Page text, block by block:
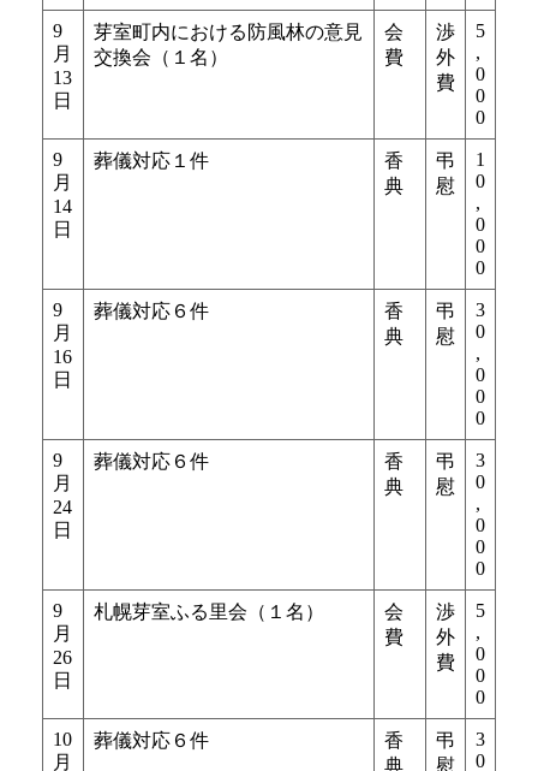
9
月
13
日
芽室町内における防風林の意見
交換会（１名）
会
費
渉
外
費
5
,
0
0
0
9
月
14
日
葬儀対応１件
香
典
弔
慰
1
0
,
0
0
0
9
月
16
日
葬儀対応６件
香
典
弔
慰
3
0
,
0
0
0
9
月
24
日
葬儀対応６件
香
典
弔
慰
3
0
,
0
0
0
9
月
26
日
札幌芽室ふる里会（１名）
会
費
渉
外
費
5
,
0
0
0
10
月
葬儀対応６件
香
典
弔
慰
3
0